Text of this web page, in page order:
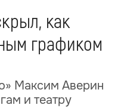
как
графиком
Максим Аверин
и театру